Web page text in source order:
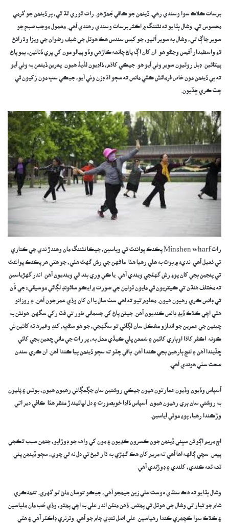
برسات ڪلاڪ سوا وسندي رهي. ڏينھن جو ڪافي جُھڙ هو. رات ٿوري ٿڌ ٿي، پر ڏينھن جو گرمي
محسوس ٿي. وشال ٻڌايو ته نئننگ ۾ اڪثر برسات وسندي رهندي آهي. معمول موجب صبح جو
سوير جاڳ ٿي، وشال به سوير اُٿيو، جو کيس سندس هڪ هوٽل جي شيف رضوان جي ويزا وڌرائڻ
لاءِ واسطيدار آفيس وڃڻو هو. ان کان اڳ پاڻ چانھه ڪاڙهي وڏو پيالو مون کي ڀري ڏنائين، ٻيو پاڻ
پيتائين. ڊبل روٽيون سوير وٺي آيو هو. جيڪي کاڌم، ڏاڍيون لذيذ هيون. پھرين ڏينھن به وٺي آيو
ته ٻي ڏينھن مون خاص فرمائش ڪئي مانس ته سڄو اڌ ڊزن وٺي آيو، جيڪي سڀ مون رُکيون ئي
چٽ ڪري ڇڏيون.
رات Minshen wharf پڪنڪ پوائنٽ تي وياسين، جيڪا نئننگ مان وهندڙ ندي جي ڪناري
تي ٺھيل آهي. نديءَ ۾ بوٽ به هلي رهيا هئا. ماڻهن جي رش گهٽ هئي، جو هتي هر پڪنڪ پوائنٽ
تي پنجين بجي کان پوءِ رش گهٽجي ويندي آهي. يا ڪي وري بند ٿي وينديون آهن. اندر گهڙياسين
ته مختلف هنڌن تي ڪيتريون ئي مايون ٽولين جي صورت ۾ ايڪو سائونڊ لڳائي موسيقيءَ جي ڌُن
تي ڊانس ڪري رهيون هيون. معلوم ٿيو ته اهي سٺ سال يا ان کان وڏي عمر جون آهن. ۽ روزانو
هتي اچي ڪلاڪ ڏيڍ ڊانس ڪنديون آهن. جيئن پاڻ کي جسماني طور تي فٽ رکي سگهن. هونئن به
چينين جي عمرين جو اندازو مشڪل سان لڳائي ٿو سگهجي، جو هو سڻڀ، کنڊ وغيره ته کائين ئي
ڪونه. اڪثر کاڌا اوٻاري کائين ۽ سُمھن ڀلي ڪيڏي مھل به، پر رات جي ماني ڇھين بجي کائي
ڇڏيندا آهن ۽ لنچ ٻارهين بجي ڪندا آهن. باقي چٽو ته سڄو ڏينھن پيا ڪندا آهن. ان ڪري سندن
صحت سٺي هوندي آهي.
آسپاس وڏيون وڏيون عمارتون هيون جيڪي روشنين سان جڳمڳائي رهيون هيون، بوٽس ۽ پُليون
به روشني سان ٻري رهيون هيون. آسپاس ڏاڍا خوبصورت ۽ دل لڀائيندڙ منظر هئا. ڪافي دير اتي
وڙڪندا رهيا، پوءِ موٽي آياسين.
اڄ مريم اڳوڻن سڀني ڏينھن جون ڪسرون ڪڍيون ۽ مون کي واهه جو ڊوڙايو، جنھن سبب ٿڪجي
پيس. سچي ڳالهه اها آهي ته مريم کان هڪ گهڙي به ڌار ٿيڻ تي دل نه ٿي چوي، سڄو ڏينھن پئي
ٽھه ٽھه ڪندي، کلندي ۽ ڊوڙندي آهي.
وشال ٻڌايو ته هڪ سنڌي دوست علي زين جيھجو آهي، جيڪو توسان ملڻ ٿو گهري. تنھنڪري
شام جو تيار ٿي وشال جي هوٽل تي پھتس. ڏهن منٽن اندر علي به اچي پھتو، وڏي حُب مان ملياسين
۽ ڪلاڪ سوا ڪچھري ڪندا رهياسين. علي اصل ٽنڊي ڄام جو آهي. وٽرنري ڊاڪٽر آهي ۽ هتي